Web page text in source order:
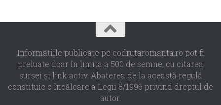
Informaţiile publicate pe codrutaromanta.ro pot fi
preluate doar în limita a 500 de semne, cu citarea
sursei şi link activ. Abaterea de la această regulă
constituie o încălcare a Legii 8/1996 privind dreptul de
autor.